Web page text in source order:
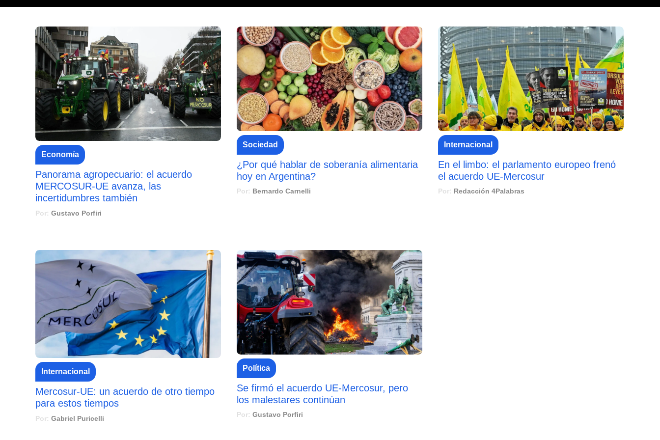
Economía
Panorama agropecuario: el acuerdo
MERCOSUR-UE avanza, las
incertidumbres también
Por: Gustavo Porfiri
Sociedad
¿Por qué hablar de soberanía alimentaria
hoy en Argentina?
Por: Bernardo Carnelli
Internacional
En el limbo: el parlamento europeo frenó
el acuerdo UE-Mercosur
Por: Redacción 4Palabras
Internacional
Mercosur-UE: un acuerdo de otro tiempo
para estos tiempos
Por: Gabriel Puricelli
Política
Se firmó el acuerdo UE-Mercosur, pero
los malestares continúan
Por: Gustavo Porfiri